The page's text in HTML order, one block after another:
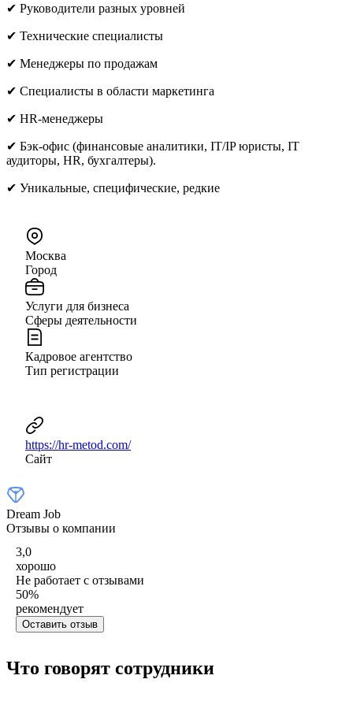
✔ Руководители разных уровней
✔ Технические специалисты
✔ Менеджеры по продажам
✔ Специалисты в области маркетинга
✔ HR-менеджеры
✔ Бэк-офис (финансовые аналитики, IT/IP юристы, IT
аудиторы, HR, бухгалтеры).
✔ Уникальные, специфические, редкие
Москва
Город
Услуги для бизнеса
Сферы деятельности
Кадровое агентство
Тип регистрации
https://hr-metod.com/
Сайт
Dream Job
Отзывы о компании
3,0
хорошо
Не работает с отзывами
50%
рекомендует
Оставить отзыв
Что говорят сотрудники